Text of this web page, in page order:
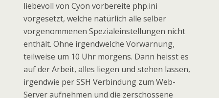
liebevoll von Cyon vorbereite php.ini
vorgesetzt, welche natürlich alle selber
vorgenommenen Spezialeinstellungen nicht
enthält. Ohne irgendwelche Vorwarnung,
teilweise um 10 Uhr morgens. Dann heisst es
auf der Arbeit, alles liegen und stehen lassen,
irgendwie per SSH Verbindung zum Web-
Server aufnehmen und die zerschossene